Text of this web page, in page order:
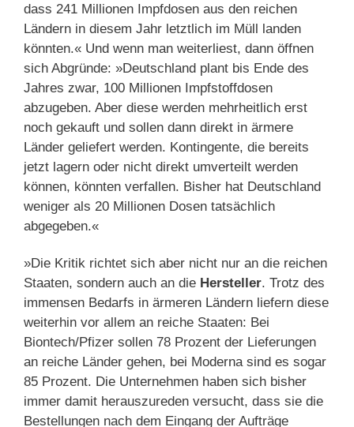
dass 241 Millionen Impfdosen aus den reichen
Ländern in diesem Jahr letztlich im Müll landen
könnten.« Und wenn man weiterliest, dann öffnen
sich Abgründe: »Deutschland plant bis Ende des
Jahres zwar, 100 Millionen Impfstoffdosen
abzugeben. Aber diese werden mehrheitlich erst
noch gekauft und sollen dann direkt in ärmere
Länder geliefert werden. Kontingente, die bereits
jetzt lagern oder nicht direkt umverteilt werden
können, könnten verfallen. Bisher hat Deutschland
weniger als 20 Millionen Dosen tatsächlich
abgegeben.«
»Die Kritik richtet sich aber nicht nur an die reichen
Staaten, sondern auch an die Hersteller. Trotz des
immensen Bedarfs in ärmeren Ländern liefern diese
weiterhin vor allem an reiche Staaten: Bei
Biontech/Pfizer sollen 78 Prozent der Lieferungen
an reiche Länder gehen, bei Moderna sind es sogar
85 Prozent. Die Unternehmen haben sich bisher
immer damit herauszureden versucht, dass sie die
Bestellungen nach dem Eingang der Aufträge